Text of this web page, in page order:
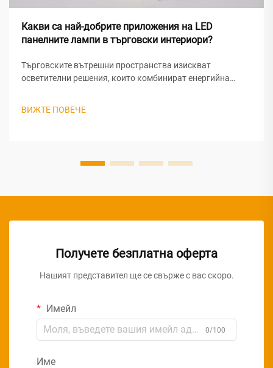
Какви са най-добрите приложения на LED
панелните лампи в търговски интериори?
Търговските вътрешни пространства изискват
осветителни решения, които комбинират енергийна
ВИЖТЕ ПОВЕЧЕ
Получете безплатна оферта
Нашият представител ще се свърже с вас скоро.
Имейл
0/100
Име